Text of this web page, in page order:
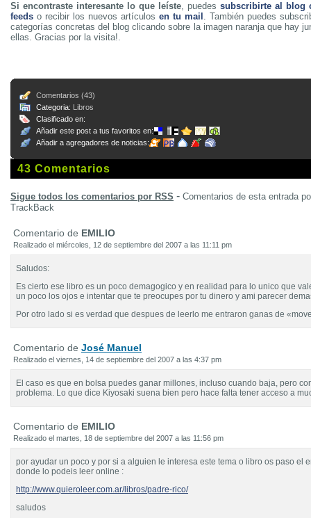
Si encontraste interesante lo que leíste, puedessubscribirte al blog
feeds o recibir los nuevos artículosen tu mail . También puedes
categorías concretas del blog clicando sobre la imagen naranja que hay
ellas. Gracias por la visita!.
Comentarios (43)
Categoria: Libros
Clasificado en:
Añadir este post a tus favoritos en:
Añadir a agregadores de noticias:
43 Comentarios
Sigue todos los comentarios por RSS - Comentarios de esta entrada
TrackBack
Comentario de EMILIO
Realizado el miércoles, 12 de septiembre del 2007 a las 11:11 pm
Saludos:
Es cierto ese libro es un poco demagogico y en realidad para lo unico que
un poco los ojos e intentar que te preocupes por tu dinero y ami parecer
Por otro lado si es verdad que despues de leerlo me entraron ganas de
Comentario de José Manuel
Realizado el viernes, 14 de septiembre del 2007 a las 4:37 pm
El caso es que en bolsa puedes ganar millones, incluso cuando baja, pero
problema. Lo que dice Kiyosaki suena bien pero hace falta tener acceso a
Comentario de EMILIO
Realizado el martes, 18 de septiembre del 2007 a las 11:56 pm
por ayudar un poco y por si a alguien le interesa este tema o libro os paso el
donde lo podeis leer online :
http://www.quieroleer.com.ar/libros/padre-rico/
saludos